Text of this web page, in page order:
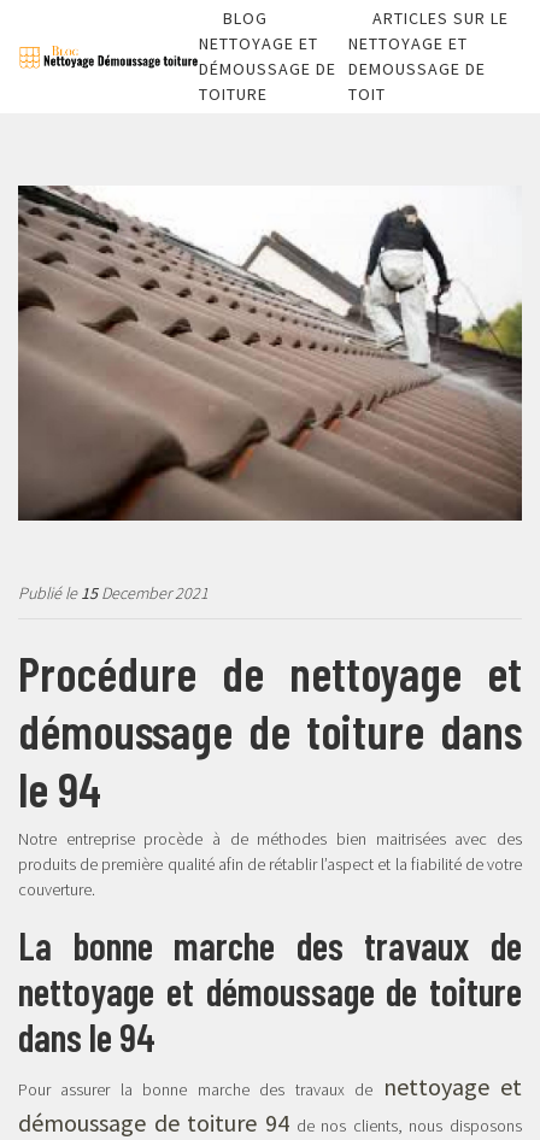
BLOG
NETTOYAGE ET
DÉMOUSSAGE DE
TOITURE
ARTICLES SUR LE
NETTOYAGE ET
DEMOUSSAGE DE
TOIT
Publié le15December 2021
Procédure de nettoyage et
démoussage de toiture dans
le 94
Notre entreprise procède à de méthodes bien maitrisées avec des
produits de première qualité afin de rétablir l’aspect et la fiabilité de votre
couverture.
La bonne marche des travaux de
nettoyage et démoussage de toiture
dans le 94
Pour assurer la bonne marche des travaux de
nettoyage et
démoussage de toiture 94de nos clients, nous disposons